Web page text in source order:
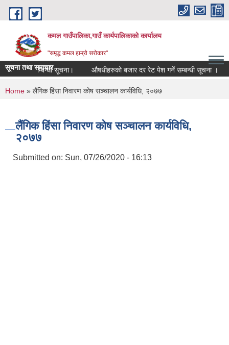
Skip to main content
कमल गाउँपालिका,गाउँ कार्यपालिकाको कार्यालय
"समृद्ध कमल हाम्रो सरोकार"
सूचना तथा समाचार
कर छुट सम्बन्धी सूचना। औषधीहरुको बजार दर रेट पेश गर्ने सम्बन्धी सूचना ।
You are here
Home » लैंगिक हिंसा निवारण कोष सञ्चालन कार्यविधि, २०७७
लैंगिक हिंसा निवारण कोष सञ्चालन कार्यविधि,
२०७७
Submitted on: Sun, 07/26/2020 - 16:13